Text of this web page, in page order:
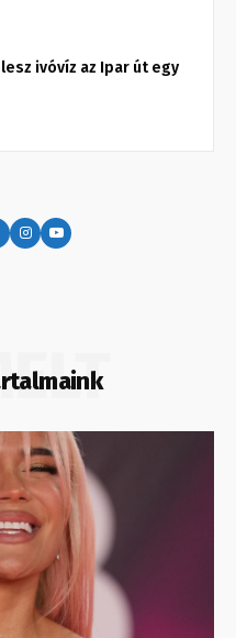
ivóvíz az Ipar út egy